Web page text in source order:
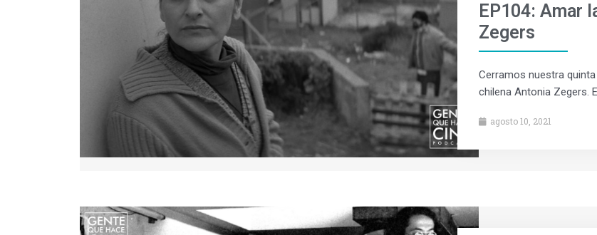
EP104: Amar
Zegers
Cerramos nuestra
chilena Antonia Zegers.
agosto 10, 2021